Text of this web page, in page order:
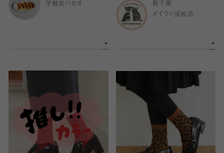
宇都宮パセオ
靴下屋
メイワン浜松店